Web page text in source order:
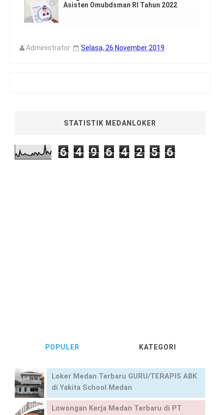
Asisten Omubdsman RI Tahun 2022
Administrator Selasa, 26 November 2019
STATISTIK MEDANLOKER
6 4 9 6 4 2 5 6
POPULER KATEGORI
Loker Medan Terbaru GURU/TERAPIS ABK
di Yakita School Medan
Lowongan Kerja Medan Terbaru di PT